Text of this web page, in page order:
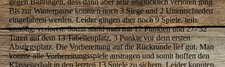
gegen Baltringen, dass dann aber sehr unglücklich verloren ging.
Bis zur Winterpause konnten noch 3 Siege und 2 Unentschieden
eingefahren werden. Leider gingen aber noch 9 Spiele, teils
unnötig, verloren. Somit stand man mit 17 Punkten und 27- 32
Toren auf dem 13 Tabellenplatz, 3 Punkte vor dem ersten
Abstiegsplatz. Die Vorbereitung auf die Rückrunde lief gut. Man
konnte alle Vorbereitungsspiele austragen und somit hoffen den
Klassenerhalt in den letzten 13 Spiele zu sichern. Leider konnten